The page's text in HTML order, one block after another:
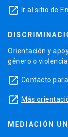
launch Ir al sitio de
Orientación y
género o
launch Contacto
launch Más
MEDIACIÓN